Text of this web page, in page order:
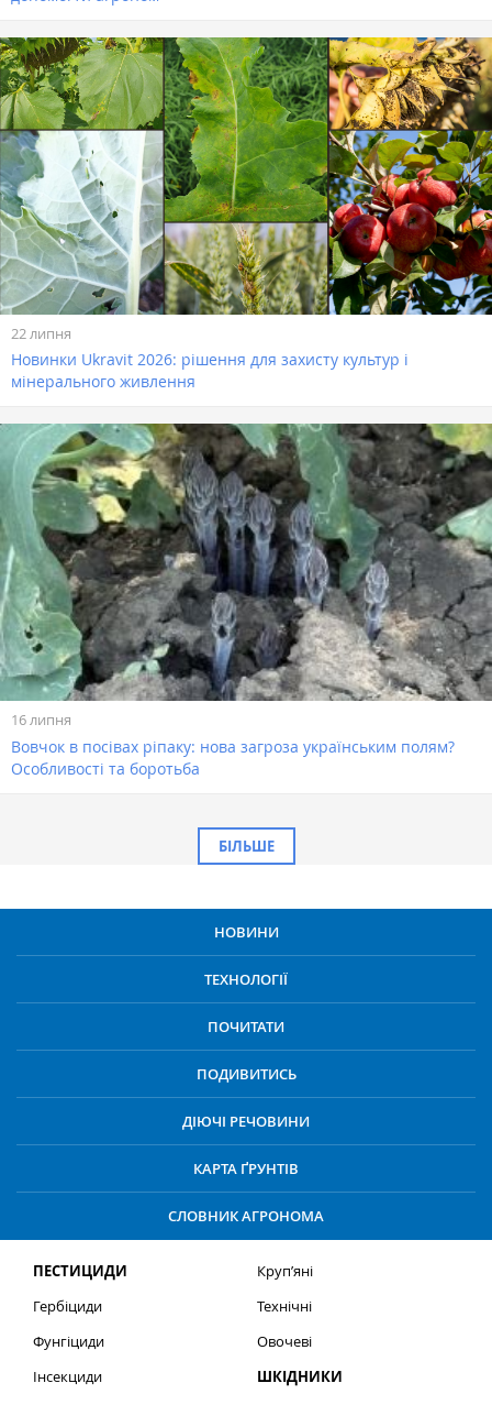
22 липня
Новинки Ukravit 2026: рішення для захисту культур і
мінерального живлення
16 липня
Вовчок в посівах ріпаку: нова загроза українським полям?
Особливості та боротьба
БІЛЬШЕ
НОВИНИ
ТЕХНОЛОГІЇ
ПОЧИТАТИ
ПОДИВИТИСЬ
ДІЮЧІ РЕЧОВИНИ
КАРТА ҐРУНТІВ
СЛОВНИК АГРОНОМА
ПЕСТИЦИДИ
Гербіциди
Фунгіциди
Інсекциди
Круп’яні
Технічні
Овочеві
ШКІДНИКИ